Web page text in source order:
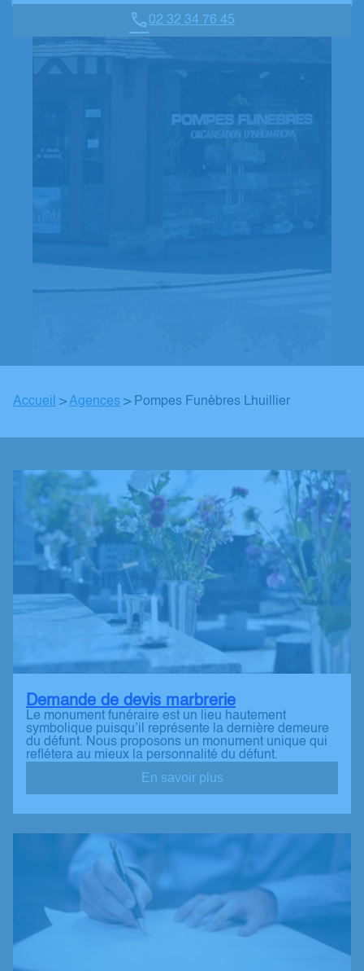
02 32 34 76 45
Accueil >Agences > Pompes Funèbres Lhuillier
Demande de devis marbrerie
Le monument funéraire est un lieu hautement
symbolique puisqu’il représente la dernière demeure
du défunt. Nous proposons un monument unique qui
reflétera au mieux la personnalité du défunt.
En savoir plus